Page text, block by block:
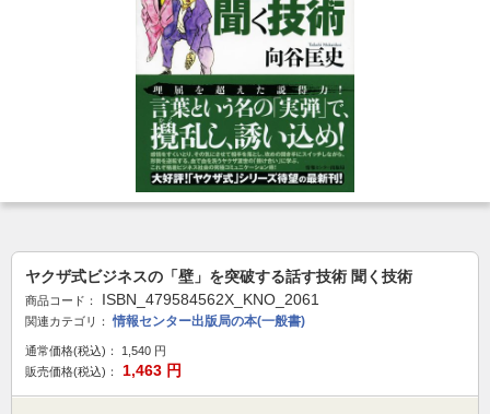
ヤクザ式ビジネスの「壁」を突破する話す技術 聞く技術
商品コード： ISBN_479584562X_KNO_2061
関連カテゴリ： 情報センター出版局の本(一般書)
通常価格(税込)： 1,540 円
販売価格(税込)：
1,463 円